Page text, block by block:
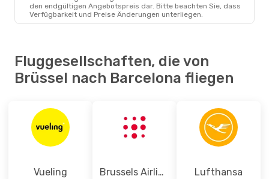
BRU- BCN
RyanairDirekt
BCN- BRU
den endgültigen Angebotspreis dar. Bitte beachten Sie, dass
Verfügbarkeit und Preise Änderungen unterliegen.
Fluggesellschaften, die von
Brüssel nach Barcelona fliegen
Vueling Brussels Airlines Lufthansa